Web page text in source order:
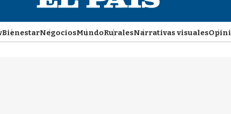
BienestarNegociosMundoRuralesNarrativas visuales